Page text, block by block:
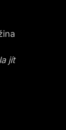
jít